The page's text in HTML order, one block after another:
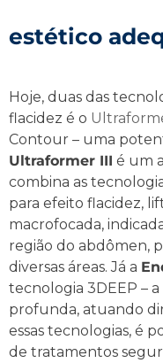
estético
Hoje, duas das
flacidez é o
Contour – uma
Ultraformer III é um
combina as
para efeito flacidez,
macrofocada,
região do abdômen,
diversas áreas. Já a
tecnologia 3DEEP –
profunda, atuando
essas tecnologias, é
de tratamentos